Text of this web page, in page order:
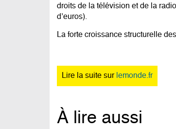
droits de la télévision et de la
d’euros).
La forte croissance structurelle
Lire la suite sur lemonde.fr
À lire aussi